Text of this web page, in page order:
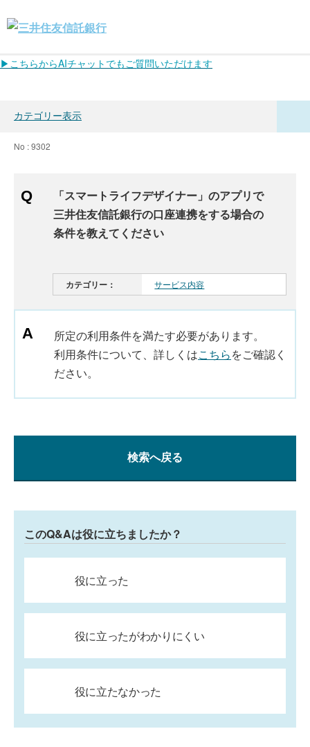
▶こちらからAIチャットでもご質問いただけます
カテゴリー表示
No : 9302
「スマートライフデザイナー」のアプリで
三井住友信託銀行の口座連携をする場合の
条件を教えてください
カテゴリー： サービス内容
所定の利用条件を満たす必要があります。
利用条件について、詳しくはこちらをご確認く
ださい。
検索へ戻る
このQ&Aは役に立ちましたか？
役に立った
役に立ったがわかりにくい
役に立たなかった